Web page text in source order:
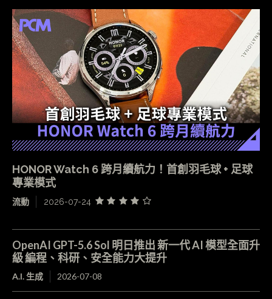
HONOR Watch 6 跨月續航力！首創羽毛球 + 足球
專業模式
流動 2026-07-24
OpenAI GPT-5.6 Sol 明日推出 新一代 AI 模型全面升
級 編程、科研、安全能力大提升
A.I. 生成 2026-07-08